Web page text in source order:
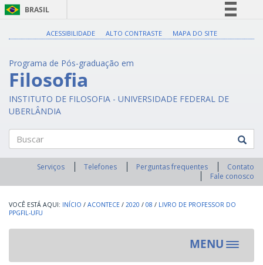
BRASIL
Legislação
ACESSIBILIDADE ALTO CONTRASTE MAPA DO SITE
Programa de Pós-graduação em
Filosofia
INSTITUTO DE FILOSOFIA - UNIVERSIDADE FEDERAL DE
UBERLÂNDIA
Buscar
Serviços Telefones Perguntas frequentes
Contato
Fale conosco
INÍCIO / ACONTECE / 2020 / 08 / LIVRO DE PROFESSOR DO
PPGFIL-UFU
MENU
Toggle